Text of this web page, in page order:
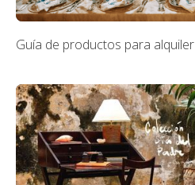
Guía de productos para alquiler